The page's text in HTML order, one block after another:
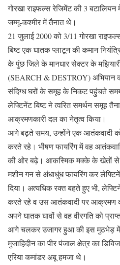
गोरखा राइफल्स रेजिमेंट की 3
जम्मू-कश्मीर में तैनात थे।
21 जुलाई 2000 को 3/11 गोरखा
बिष्ट एक घातक प्लाटून की कमान
के पुंछ जिले के मानधार सेक्टर के
(SEARCH & DESTROY) अभियान
संदिग्ध घरों के समूह के निकट पहुंचते
लेफ्टिनेंट बिष्ट ने त्वरित समर्थन समूह
आक्रमणकारी दल का नेतृत्व किया।
आगे बढ़ते समय, उन्होंने एक आतंकवादी
करते रहे। भीषण फायरिंग में वह
की ओर बढ़े। आकस्मिक मक्के के खेतों से
मशीन गन से अंधाधुंध फायरिंग कर
दिया। अत्यधिक रक्त बहते हुए भी,
करते रहे व उस आतंकवादी पर आक्रमण
अपने घातक घावों से वह वीरगति को
आगे चलकर उजागर हुआ की इस मुठभेड़ में
मुजाहिदीन का पीर पंजाल क्षेत्र का
एरिया कमांडर अबू हमजा थे।